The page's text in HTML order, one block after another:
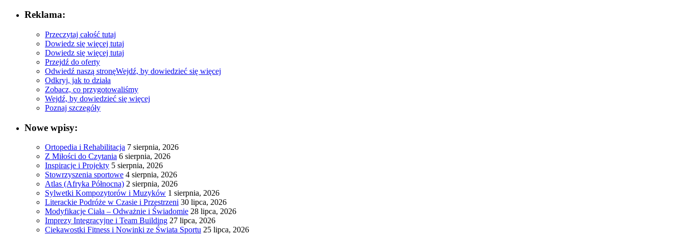
Reklama:
Przeczytaj całość tutaj
Dowiedz się więcej tutaj
Dowiedz się więcej tutaj
Przejdź do oferty
Odwiedź naszą stronęWejdź, by dowiedzieć się więcej
Odkryj, jak to działa
Zobacz, co przygotowaliśmy
Wejdź, by dowiedzieć się więcej
Poznaj szczegóły
Nowe wpisy:
Ortopedia i Rehabilitacja 7 sierpnia, 2026
Z Miłości do Czytania 6 sierpnia, 2026
Inspiracje i Projekty 5 sierpnia, 2026
Stowrzyszenia sportowe 4 sierpnia, 2026
Atlas (Afryka Północna) 2 sierpnia, 2026
Sylwetki Kompozytorów i Muzyków 1 sierpnia, 2026
Literackie Podróże w Czasie i Przestrzeni 30 lipca, 2026
Modyfikacje Ciała – Odważnie i Świadomie 28 lipca, 2026
Imprezy Integracyjne i Team Building 27 lipca, 2026
Ciekawostki Fitness i Nowinki ze Świata Sportu 25 lipca, 2026